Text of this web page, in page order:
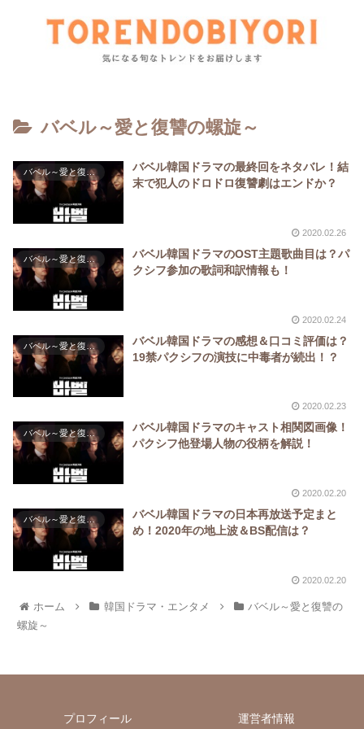
バベル～愛と復讐の螺旋～
バベル～愛と復讐の螺旋～
バベル韓国ドラマの最終回をネタバレ！結
末で犯人のドロドロ復讐劇はエンドか？
2020.02.26
バベル～愛と復讐の螺旋～
バベル韓国ドラマのOST主題歌曲目は？パ
クシフ参加の歌詞和訳情報も！
2020.02.24
バベル～愛と復讐の螺旋～
バベル韓国ドラマの感想＆口コミ評価は？
19禁パクシフの演技に中毒者が続出！？
2020.02.23
バベル～愛と復讐の螺旋～
バベル韓国ドラマのキャスト相関図画像！
パクシフ他登場人物の役柄を解説！
2020.02.20
バベル～愛と復讐の螺旋～
バベル韓国ドラマの日本再放送予定まと
め！2020年の地上波＆BS配信は？
2020.02.20
ホーム 韓国ドラマ・エンタメ
バベル～愛と復讐の
螺旋～
プロフィール 運営者情報